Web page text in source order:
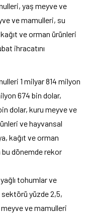
yaş meyve ve
ve mamulleri, su
ve orman ürünleri
ihracatını
1 milyar 814 milyon
674 bin dolar,
dolar, kuru meyve ve
ve hayvansal
kağıt ve orman
bu dönemde rekor
tohumlar ve
yüzde 2,5,
ve mamulleri